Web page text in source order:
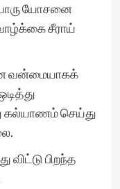
யோசனை
சீராய்
வன்மையாகக்
கல்யாணம் செய்து
விட்டு பிறந்த